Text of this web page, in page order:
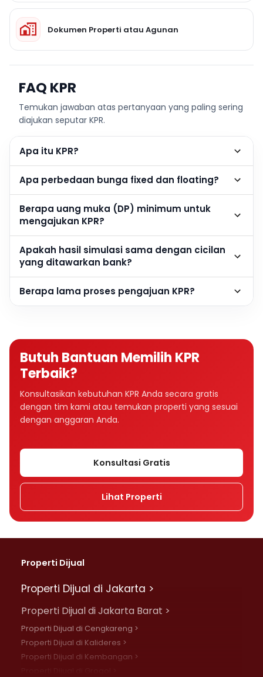
Dokumen Properti atau Agunan
FAQ KPR
Temukan jawaban atas pertanyaan yang paling sering
diajukan seputar KPR.
Apa itu KPR?
Apa perbedaan bunga fixed dan floating?
Berapa uang muka (DP) minimum untuk
mengajukan KPR?
Apakah hasil simulasi sama dengan cicilan
yang ditawarkan bank?
Berapa lama proses pengajuan KPR?
Butuh Bantuan Memilih KPR
Terbaik?
Konsultasikan kebutuhan KPR Anda secara gratis
dengan tim kami atau temukan properti yang sesuai
dengan anggaran Anda.
Konsultasi Gratis
Lihat Properti
Properti Dijual
Properti Dijual di Jakarta >
Properti Dijual di Jakarta Barat >
Properti Dijual di Cengkareng >
Properti Dijual di Kalideres >
Properti Dijual di Kembangan >